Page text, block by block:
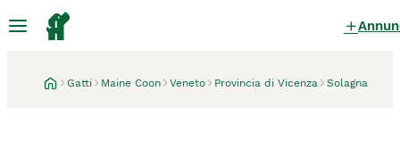
Gatti Maine Coon Veneto Provincia di Vicenza Solagna